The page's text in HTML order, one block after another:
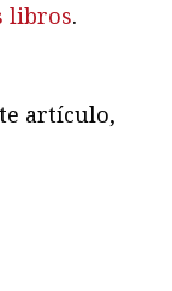
libros.
artículo,